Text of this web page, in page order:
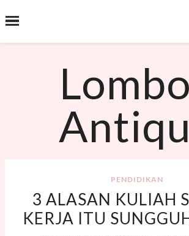
PENDIDIKAN
3 ALASAN KULIAH
KERJA ITU